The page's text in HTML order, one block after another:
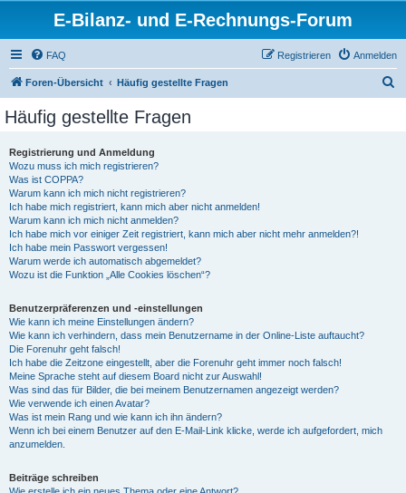
E-Bilanz- und E-Rechnungs-Forum
FAQ Anmelden
Registrieren
Foren-Übersicht Häufig gestellte Fragen
Häufig gestellte Fragen
Registrierung und Anmeldung
Wozu muss ich mich registrieren?
Was ist COPPA?
Warum kann ich mich nicht registrieren?
Ich habe mich registriert, kann mich aber nicht anmelden!
Warum kann ich mich nicht anmelden?
Ich habe mich vor einiger Zeit registriert, kann mich aber nicht mehr anmelden?!
Ich habe mein Passwort vergessen!
Warum werde ich automatisch abgemeldet?
Wozu ist die Funktion „Alle Cookies löschen“?
Benutzerpräferenzen und -einstellungen
Wie kann ich meine Einstellungen ändern?
Wie kann ich verhindern, dass mein Benutzername in der Online-Liste auftaucht?
Die Forenuhr geht falsch!
Ich habe die Zeitzone eingestellt, aber die Forenuhr geht immer noch falsch!
Meine Sprache steht auf diesem Board nicht zur Auswahl!
Was sind das für Bilder, die bei meinem Benutzernamen angezeigt werden?
Wie verwende ich einen Avatar?
Was ist mein Rang und wie kann ich ihn ändern?
Wenn ich bei einem Benutzer auf den E-Mail-Link klicke, werde ich aufgefordert, mich
anzumelden.
Beiträge schreiben